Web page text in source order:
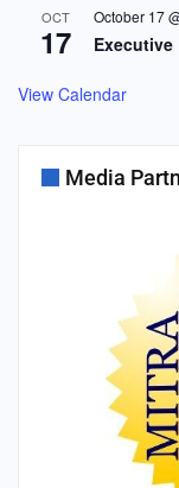
OCT
17
October 17
Executive
View Calendar
Media